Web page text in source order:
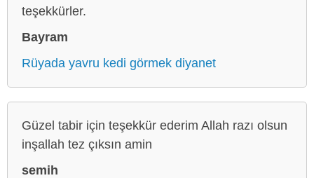
teşekkürler.
Bayram
Rüyada yavru kedi görmek diyanet
Güzel tabir için teşekkür ederim Allah razı olsun
inşallah tez çıksın amin
semih